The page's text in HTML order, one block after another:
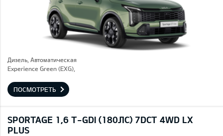
Дизель, Автоматическая
Experience Green (EXG),
ПОСМОТРЕТЬ
SPORTAGE 1,6 T-GDI (180ЛС) 7DCT 4WD LX
PLUS